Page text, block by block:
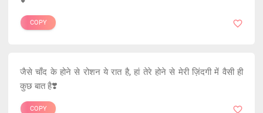
COPY
जैसे चाँद के होने से रोशन ये रात है, हां तेरे होने से मेरी ज़िंदगी में वैसी ही
कुछ बात है❣️
COPY